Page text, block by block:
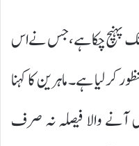
تک پہنچ چکا ہے، جس نے اس
کر لیا ہے۔ ماہرین کا کہنا
والا فیصلہ نہ صرف